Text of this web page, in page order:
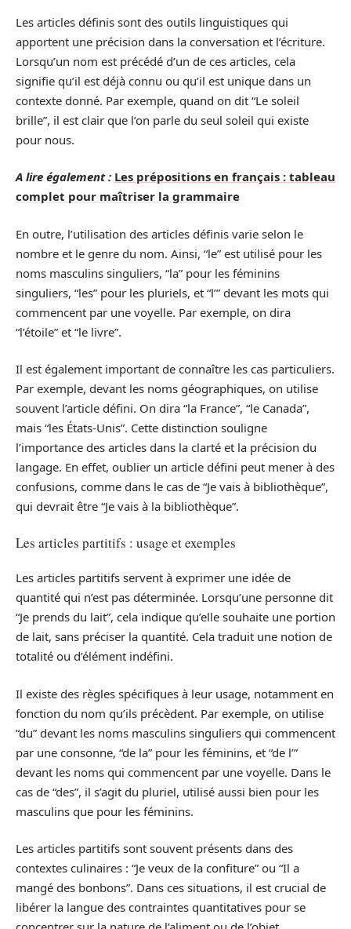
Les articles définis sont des outils linguistiques qui
apportent une précision dans la conversation et l’écriture.
Lorsqu’un nom est précédé d’un de ces articles, cela
signifie qu’il est déjà connu ou qu’il est unique dans un
contexte donné. Par exemple, quand on dit “Le soleil
brille”, il est clair que l’on parle du seul soleil qui existe
pour nous.
A lire également : Les prépositions en français : tableau
complet pour maîtriser la grammaire
En outre, l’utilisation des articles définis varie selon le
nombre et le genre du nom. Ainsi, “le” est utilisé pour les
noms masculins singuliers, “la” pour les féminins
singuliers, “les” pour les pluriels, et “l’” devant les mots qui
commencent par une voyelle. Par exemple, on dira
“l’étoile” et “le livre”.
Il est également important de connaître les cas particuliers.
Par exemple, devant les noms géographiques, on utilise
souvent l’article défini. On dira “la France”, “le Canada”,
mais “les États-Unis”. Cette distinction souligne
l’importance des articles dans la clarté et la précision du
langage. En effet, oublier un article défini peut mener à des
confusions, comme dans le cas de “Je vais à bibliothèque”,
qui devrait être “Je vais à la bibliothèque”.
Les articles partitifs : usage et exemples
Les articles partitifs servent à exprimer une idée de
quantité qui n’est pas déterminée. Lorsqu’une personne dit
“Je prends du lait”, cela indique qu’elle souhaite une portion
de lait, sans préciser la quantité. Cela traduit une notion de
totalité ou d’élément indéfini.
Il existe des règles spécifiques à leur usage, notamment en
fonction du nom qu’ils précèdent. Par exemple, on utilise
“du” devant les noms masculins singuliers qui commencent
par une consonne, “de la” pour les féminins, et “de l’”
devant les noms qui commencent par une voyelle. Dans le
cas de “des”, il s’agit du pluriel, utilisé aussi bien pour les
masculins que pour les féminins.
Les articles partitifs sont souvent présents dans des
contextes culinaires : “Je veux de la confiture” ou “Il a
mangé des bonbons”. Dans ces situations, il est crucial de
libérer la langue des contraintes quantitatives pour se